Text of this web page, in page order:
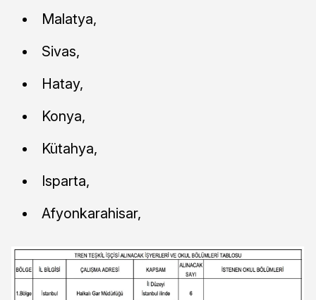
Malatya,
Sivas,
Hatay,
Konya,
Kütahya,
Isparta,
Afyonkarahisar,